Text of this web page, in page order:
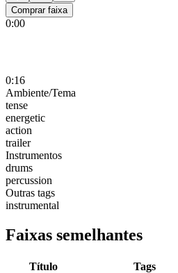
Comprar faixa
0:00
0:16
Ambiente/Tema
tense
energetic
action
trailer
Instrumentos
drums
percussion
Outras tags
instrumental
Faixas semelhantes
Título Tags